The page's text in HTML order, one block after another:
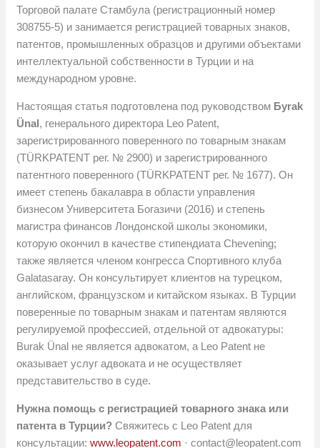
Торговой палате Стамбула (регистрационный номер
308755-5) и занимается регистрацией товарных знаков,
патентов, промышленных образцов и другими объектами
интеллектуальной собственности в Турции и на
международном уровне.
Настоящая статья подготовлена под руководством Буrak
Ünal, генерального директора Leo Patent,
зарегистрированного поверенного по товарным знакам
(TÜRKPATENT рег. № 2900) и зарегистрированного
патентного поверенного (TÜRKPATENT рег. № 1677). Он
имеет степень бакалавра в области управления
бизнесом Университета Богазичи (2016) и степень
магистра финансов Лондонской школы экономики,
которую окончил в качестве стипендиата Chevening;
также является членом конгресса Спортивного клуба
Galatasaray. Он консультирует клиентов на турецком,
английском, французском и китайском языках. В Турции
поверенные по товарным знакам и патентам являются
регулируемой профессией, отдельной от адвокатуры:
Burak Ünal не является адвокатом, а Leo Patent не
оказывает услуг адвоката и не осуществляет
представительство в суде.
Нужна помощь с регистрацией товарного знака или
патента в Турции? Свяжитесь с Leo Patent для
консультации:www.leopatent.com ·contact@leopatent.com